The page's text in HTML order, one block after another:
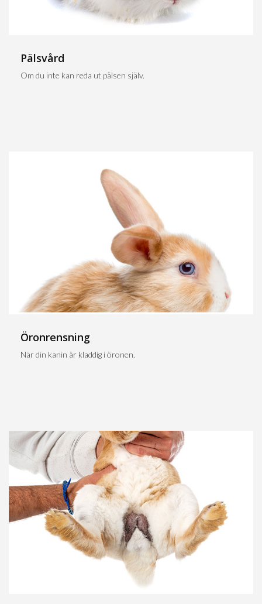
Pälsvård
Om du inte kan reda ut pälsen själv.
Öronrensning
När din kanin är kladdig i öronen.